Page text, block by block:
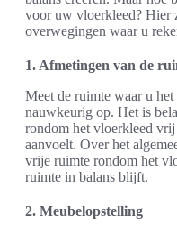
voor uw vloerkleed? Hier
overwegingen waar u
1. Afmetingen van de
Meet de ruimte waar u
nauwkeurig op. Het is
rondom het vloerkleed
aanvoelt. Over het
vrije ruimte rondom het
ruimte in balans blijft.
2. Meubelopstelling